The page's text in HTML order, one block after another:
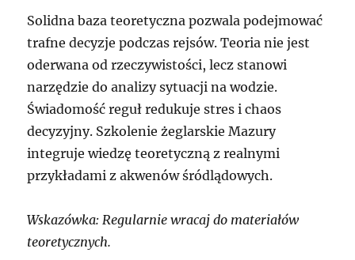
Solidna baza teoretyczna pozwala podejmować
trafne decyzje podczas rejsów. Teoria nie jest
oderwana od rzeczywistości, lecz stanowi
narzędzie do analizy sytuacji na wodzie.
Świadomość reguł redukuje stres i chaos
decyzyjny. Szkolenie żeglarskie Mazury
integruje wiedzę teoretyczną z realnymi
przykładami z akwenów śródlądowych.
Wskazówka: Regularnie wracaj do materiałów
teoretycznych.